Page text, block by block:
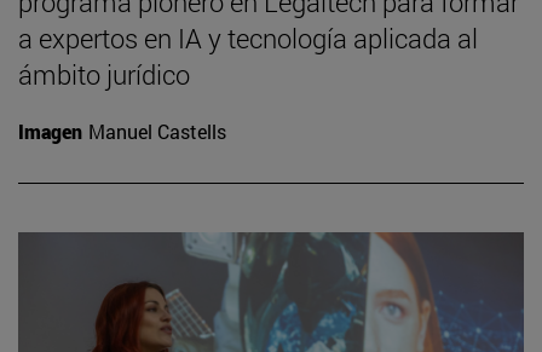
a expertos en IA y tecnología aplicada al
ámbito jurídico
Imagen Manuel Castells